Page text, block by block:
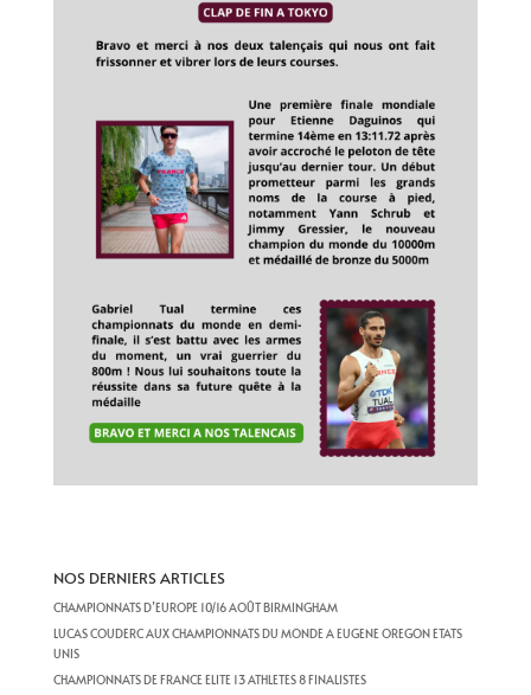
NOS DERNIERS ARTICLES
CHAMPIONNATS D’EUROPE 10/16 AOÛT BIRMINGHAM
LUCAS COUDERC AUX CHAMPIONNATS DU MONDE A EUGENE OREGON ETATS
UNIS
CHAMPIONNATS DE FRANCE ELITE 13 ATHLETES 8 FINALISTES